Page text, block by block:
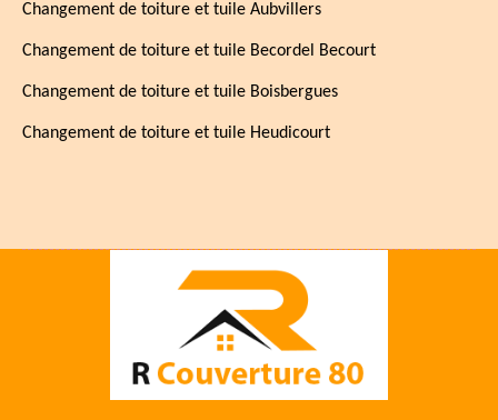
Changement de toiture et tuile Aubvillers
Changement de toiture et tuile Becordel Becourt
Changement de toiture et tuile Boisbergues
Changement de toiture et tuile Heudicourt